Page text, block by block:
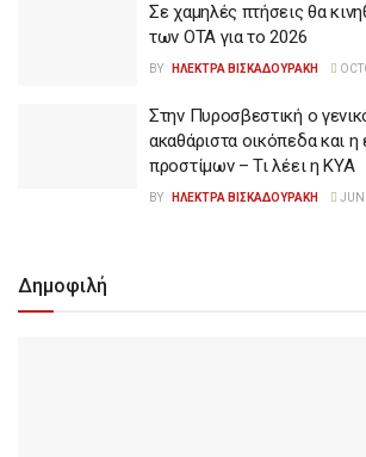
Σε χαμηλές πτήσεις θα
των ΟΤΑ για το 2026
BY ΗΛΕΚΤΡΑ ΒΙΣΚΑΔΟΥΡΑΚΗ
Στην Πυροσβεστική ο
ακαθάριστα οικόπεδα και η
προστίμων – Τι λέει η ΚΥΑ
BY ΗΛΕΚΤΡΑ ΒΙΣΚΑΔΟΥΡΑΚΗ
Δημοφιλή